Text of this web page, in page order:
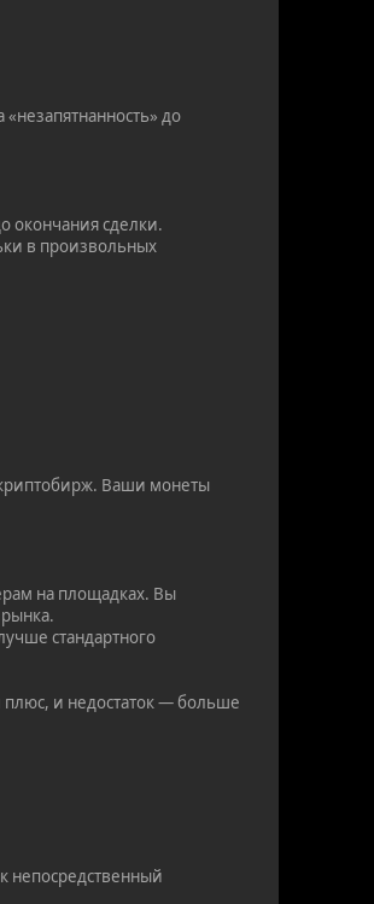
до
окончания сделки.
в произвольных
Ваши монеты
на площадках. Вы
стандартного
плюс, и недостаток — больше
непосредственный